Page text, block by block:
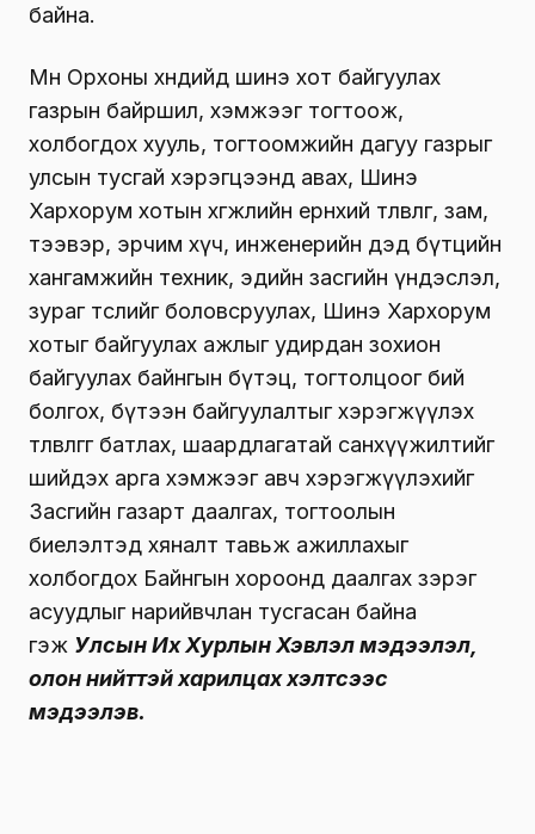
байна.
Мөн Орхоны хөндийд шинэ хот байгуулах
газрын байршил, хэмжээг тогтоож,
холбогдох хууль, тогтоомжийн дагуу газрыг
улсын тусгай хэрэгцээнд авах, Шинэ
Хархорум хотын хөгжлийн ерөнхий төлөвлөгөө, зам,
тээвэр, эрчим хүч, инженерийн дэд бүтцийн
хангамжийн техник, эдийн засгийн үндэслэл,
зураг төслийг боловсруулах, Шинэ Хархорум
хотыг байгуулах ажлыг удирдан зохион
байгуулах байнгын бүтэц, тогтолцоог бий
болгох, бүтээн байгуулалтыг хэрэгжүүлэх
төлөвлөгөөг батлах, шаардлагатай санхүүжилтийг
шийдэх арга хэмжээг авч хэрэгжүүлэхийг
Засгийн газарт даалгах, тогтоолын
биелэлтэд хяналт тавьж ажиллахыг
холбогдох Байнгын хороонд даалгах зэрэг
асуудлыг нарийвчлан тусгасан байна
гэж Улсын Их Хурлын Хэвлэл мэдээлэл,
олон нийттэй харилцах хэлтсээс
мэдээлэв.